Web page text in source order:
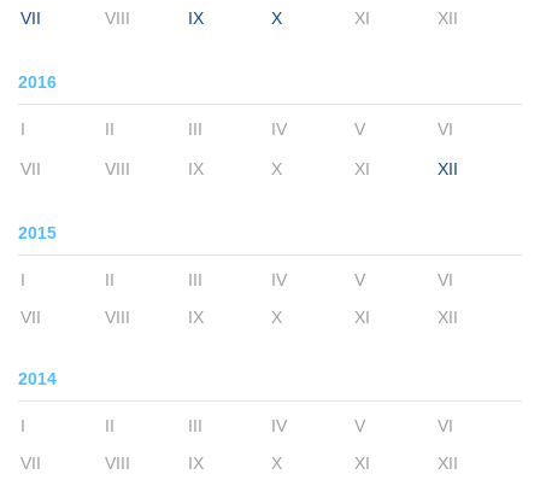
VII VIII IX X XI XII
2016
I II III IV V VI
VII VIII IX X XI XII
2015
I II III IV V
VI
VII
VIII IX X XI XII
2014
I II III IV V
VI
VII
VIII IX X XI XII